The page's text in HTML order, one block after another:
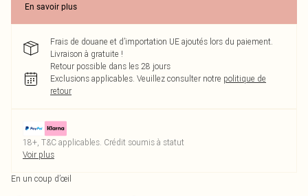
En savoir plus
Frais de douane et d’importation UE ajoutés lors du paiement.
Livraison à gratuite !
Retour possible dans les 28 jours
Exclusions applicables. Veuillez consulter notre politique de
retour
18+, T&C applicables. Crédit soumis à statut
Voir plus
En un coup d’œil